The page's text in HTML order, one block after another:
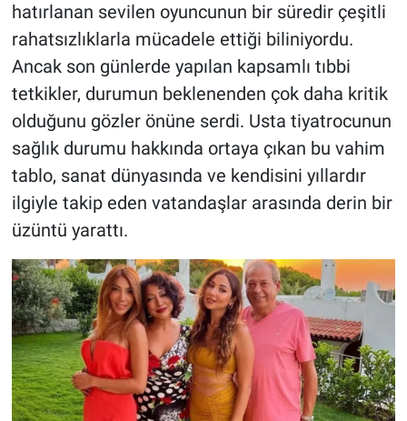
hatırlanan sevilen oyuncunun bir süredir çeşitli
rahatsızlıklarla mücadele ettiği biliniyordu.
Ancak son günlerde yapılan kapsamlı tıbbi
tetkikler, durumun beklenenden çok daha kritik
olduğunu gözler önüne serdi. Usta tiyatrocunun
sağlık durumu hakkında ortaya çıkan bu vahim
tablo, sanat dünyasında ve kendisini yıllardır
ilgiyle takip eden vatandaşlar arasında derin bir
üzüntü yarattı.